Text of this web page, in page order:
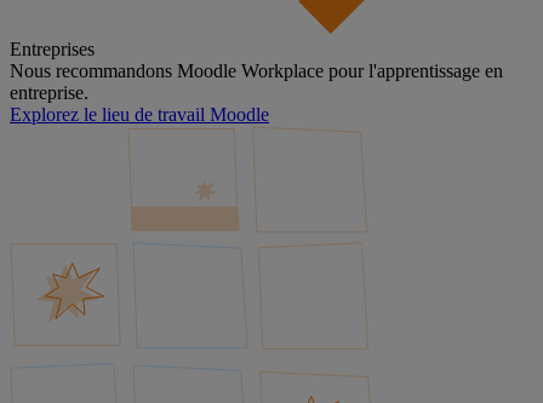
Entreprises
Nous recommandons Moodle Workplace pour l'apprentissage en
entreprise.
Explorez le lieu de travail Moodle